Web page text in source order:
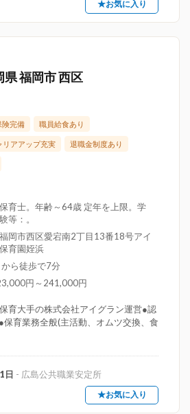
★お気に入り
県 福岡市 西区
険完備 職員給食あり
リアアップ充実 退職金制度あり
育士。年齢～64歳 定年を上限。学
等：。
岡市西区愛宕南2丁目13番18号アイ
育園姪浜
ら徒歩で7分
円～241,000円
育大手の株式会社アイグラン運営●認
育業務全般(主活動、オムツ交換、食
日 - 広島公共職業安定所
★お気に入り